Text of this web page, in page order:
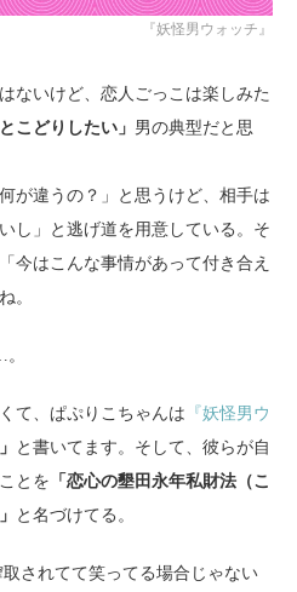
『妖怪男ウォッチ』
ないけど、恋人ごっこは楽しみた
こどりしたい」 男の典型だと思
が違うの？」と思うけど、相手は
し」と逃げ道を用意している。そ
今はこんな事情があって付き合え
。
て、ぱぷりこちゃんは 『妖怪男ウ
と書いてます。そして、彼らが自
とを 「恋心の墾田永年私財法（こ
と名づけてる。
されてて笑ってる場合じゃない